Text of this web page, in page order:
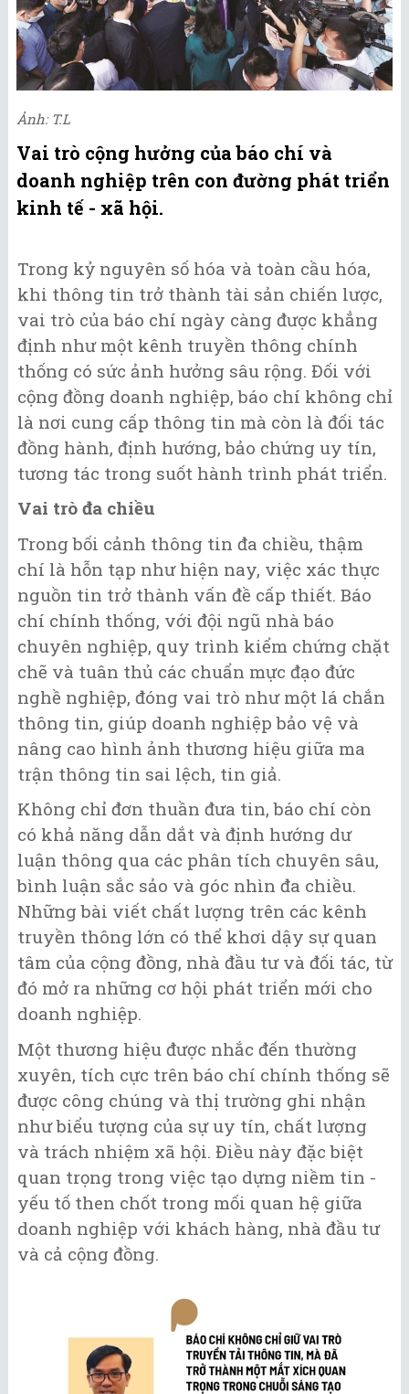
Ảnh: T.L
Vai trò cộng hưởng của báo chí và
doanh nghiệp trên con đường phát triển
kinh tế - xã hội.
Trong kỷ nguyên số hóa và toàn cầu hóa,
khi thông tin trở thành tài sản chiến lược,
vai trò của báo chí ngày càng được khẳng
định như một kênh truyền thông chính
thống có sức ảnh hưởng sâu rộng. Đối với
cộng đồng doanh nghiệp, báo chí không chỉ
là nơi cung cấp thông tin mà còn là đối tác
đồng hành, định hướng, bảo chứng uy tín,
tương tác trong suốt hành trình phát triển.
Vai trò đa chiều
Trong bối cảnh thông tin đa chiều, thậm
chí là hỗn tạp như hiện nay, việc xác thực
nguồn tin trở thành vấn đề cấp thiết. Báo
chí chính thống, với đội ngũ nhà báo
chuyên nghiệp, quy trình kiểm chứng chặt
chẽ và tuân thủ các chuẩn mực đạo đức
nghề nghiệp, đóng vai trò như một lá chắn
thông tin, giúp doanh nghiệp bảo vệ và
nâng cao hình ảnh thương hiệu giữa ma
trận thông tin sai lệch, tin giả.
Không chỉ đơn thuần đưa tin, báo chí còn
có khả năng dẫn dắt và định hướng dư
luận thông qua các phân tích chuyên sâu,
bình luận sắc sảo và góc nhìn đa chiều.
Những bài viết chất lượng trên các kênh
truyền thông lớn có thể khơi dậy sự quan
tâm của cộng đồng, nhà đầu tư và đối tác, từ
đó mở ra những cơ hội phát triển mới cho
doanh nghiệp.
Một thương hiệu được nhắc đến thường
xuyên, tích cực trên báo chí chính thống sẽ
được công chúng và thị trường ghi nhận
như biểu tượng của sự uy tín, chất lượng
và trách nhiệm xã hội. Điều này đặc biệt
quan trọng trong việc tạo dựng niềm tin -
yếu tố then chốt trong mối quan hệ giữa
doanh nghiệp với khách hàng, nhà đầu tư
và cả cộng đồng.